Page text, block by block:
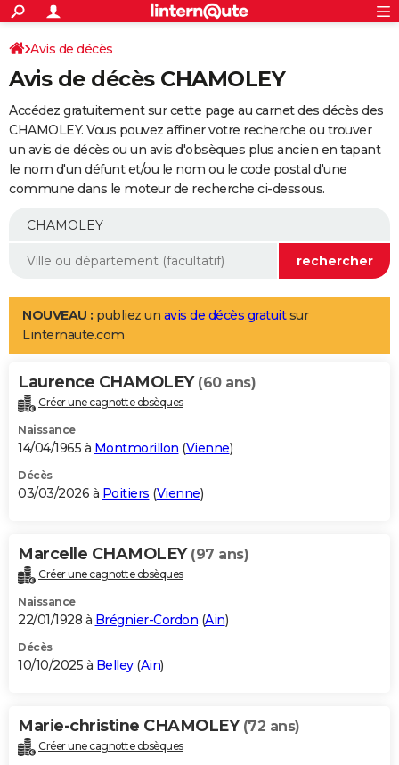
ACTUALITÉS
Politique
Société
Faits Divers
Education
Monde
Villes
+
SPORT
Coupe du monde 2026
Football
Tennis
Cyclisme
Rugby
Forum
Programme TV
TNT
Streaming
Cinéma
Sorties cinéma
Musique
+
FINANCE
Impôts
Immobilier
Risques naturels par ville
Banque
Assurance
Crédit
AUTO
Essais
Réserver un essai
Citadines
Berlines
SUV
Forum auto
+
Mobiles
Meilleur smartphone
Internet
Ordinateurs
Jeux vidéo
Guide high-tech
Aménagement intérieur
LIFESTYLE
Art de vivre
Bien-être
Loisirs
Mode
Modes de vie
Alimentation
Guide de la santé
Maladies
Médicaments
Sommeil
VOYAGE
Destinations
City break
Voyage nature
Voyage de noces
Forum
Climat
+PHOTO
GUIDES D'ACHAT
BONS PLANS
Carte de Noël
Carte Bonne année
Carte Saint-Valentin
Carte Pâques
Carte d'anniversaire
DICTIONNAIRE
Dictionnaire
Biographies
Citations
Expressions
Proverbes
PROGRAMME TV
S'inscrire
Se connecter
Lycées
Collèges
Primaires
Universités
Entreprises
Service militaire
Avis de recherche
AVIS DE DÉCÈS
Bricolage
Lifestyle
Culture
Sport
Auto
Television
Voyage
Cinema
Avis de décès
Avis de décès CHAMOLEY
Accédez gratuitement sur cette page au carnet des décès des
CHAMOLEY. Vous pouvez affiner votre recherche ou trouver
un avis de décès ou un avis d'obsèques plus ancien en tapant
le nom d'un défunt et/ou le nom ou le code postal d'une
commune dans le moteur de recherche ci-dessous.
NOUVEAU : publiez un avis de décès gratuitsur
Linternaute.com
Laurence CHAMOLEY (60 ans)
Créer une cagnotte obsèques
Naissance
14/04/1965 à Montmorillon (Vienne)
Décès
03/03/2026 à Poitiers (Vienne)
Marcelle CHAMOLEY (97 ans)
Créer une cagnotte obsèques
Naissance
22/01/1928 à Brégnier-Cordon (Ain)
Décès
10/10/2025 à Belley(Ain)
Marie-christine CHAMOLEY (72 ans)
Créer une cagnotte obsèques